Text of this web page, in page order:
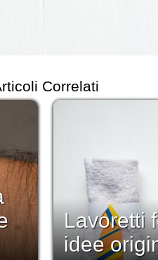
Correlati
Lavoretti
idee